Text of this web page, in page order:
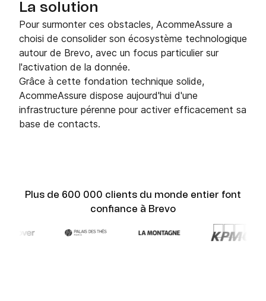
La solution
Pour surmonter ces obstacles, AcommeAssure a
choisi de consolider son écosystème technologique
autour de Brevo, avec un focus particulier sur
l'activation de la donnée.
Grâce à cette fondation technique solide,
AcommeAssure dispose aujourd'hui d'une
infrastructure pérenne pour activer efficacement sa
base de contacts.
Plus de 600 000 clients du monde entier font
confiance à Brevo